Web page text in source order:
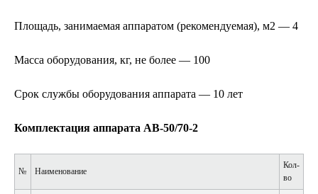
Площадь, занимаемая аппаратом (рекомендуемая), м2 — 4
Масса оборудования, кг, не более — 100
Срок службы оборудования аппарата — 10 лет
Комплектация аппарата АВ-50/70-2
№ Наименование
Кол-
во